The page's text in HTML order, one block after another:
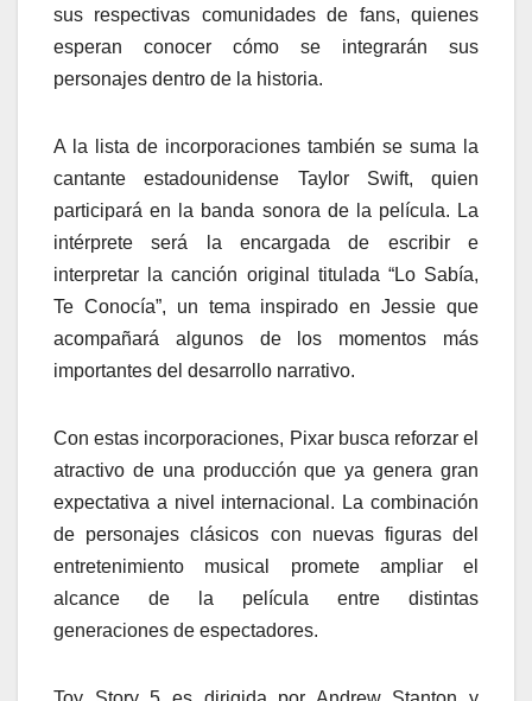
sus respectivas comunidades de fans, quienes
esperan conocer cómo se integrarán sus
personajes dentro de la historia.
A la lista de incorporaciones también se suma la
cantante estadounidense Taylor Swift, quien
participará en la banda sonora de la película. La
intérprete será la encargada de escribir e
interpretar la canción original titulada “Lo Sabía,
Te Conocía”, un tema inspirado en Jessie que
acompañará algunos de los momentos más
importantes del desarrollo narrativo.
Con estas incorporaciones, Pixar busca reforzar el
atractivo de una producción que ya genera gran
expectativa a nivel internacional. La combinación
de personajes clásicos con nuevas figuras del
entretenimiento musical promete ampliar el
alcance de la película entre distintas
generaciones de espectadores.